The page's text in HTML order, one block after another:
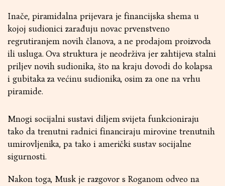
Inače, piramidalna prijevara je financijska shema u
kojoj sudionici zarađuju novac prvenstveno
regrutiranjem novih članova, a ne prodajom proizvoda
ili usluga. Ova struktura je neodrživa jer zahtijeva stalni
priljev novih sudionika, što na kraju dovodi do kolapsa
i gubitaka za većinu sudionika, osim za one na vrhu
piramide.
Mnogi socijalni sustavi diljem svijeta funkcioniraju
tako da trenutni radnici financiraju mirovine trenutnih
umirovljenika, pa tako i američki sustav socijalne
sigurnosti.
Nakon toga, Musk je razgovor s Roganom odveo na